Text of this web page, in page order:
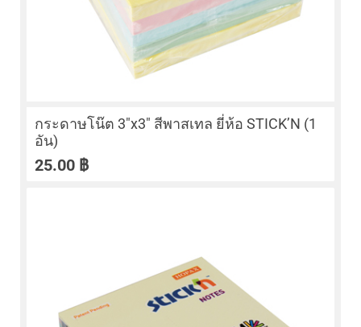
กระดาษโน๊ต 3″x3″ สีพาสเทล ยี่ห้อ STICK’N (1
อัน)
25.00 ฿